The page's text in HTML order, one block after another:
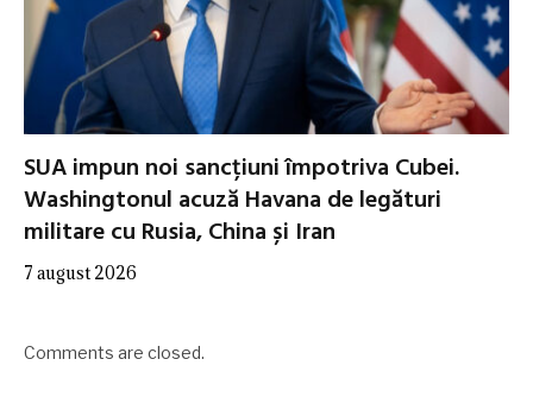
SUA impun noi sancțiuni împotriva Cubei.
Washingtonul acuză Havana de legături
militare cu Rusia, China și Iran
7 august 2026
Comments are closed.